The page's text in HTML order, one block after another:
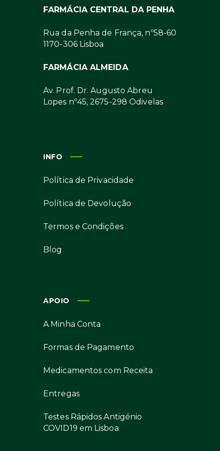
FARMÁCIA CENTRAL DA PENHA
Rua da Penha de França, nº58-60
1170-306 Lisboa
FARMÁCIA ALMEIDA
Av. Prof. Dr. Augusto Abreu
Lopes nº45, 2675-298 Odivelas
INFO
Política de Privacidade
Política de Devolução
Termos e Condições
Blog
APOIO
A Minha Conta
Formas de Pagamento
Medicamentos com Receita
Entregas
Testes Rápidos Antigénio
COVID19 em Lisboa